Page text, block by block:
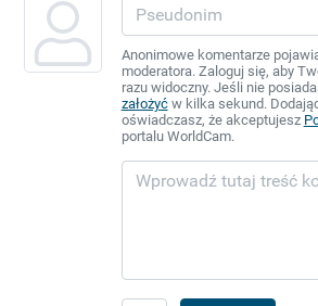
Anonimowe komentarze
moderatora. Zaloguj się, aby
razu widoczny. Jeśli nie
założyćw kilka sekund.
oświadczasz, że akceptujesz
portalu WorldCam.